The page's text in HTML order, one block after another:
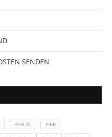
SENDEN
BERLIN BIER